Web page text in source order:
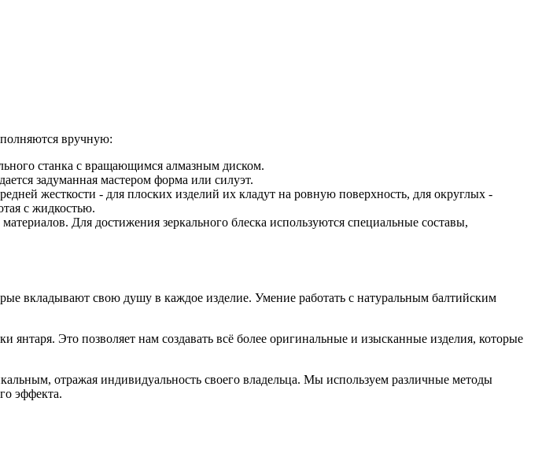
вручную:
станка с вращающимся алмазным диском.
задуманная мастером форма или силуэт.
жесткости - для плоских изделий их кладут на ровную поверхность, для округлых -
с жидкостью.
Для достижения зеркального блеска используются специальные составы,
вкладывают свою душу в каждое изделие. Умение работать с натуральным балтийским
Это позволяет нам создавать всё более оригинальные и изысканные изделия, которые
отражая индивидуальность своего владельца. Мы используем различные методы
эффекта.